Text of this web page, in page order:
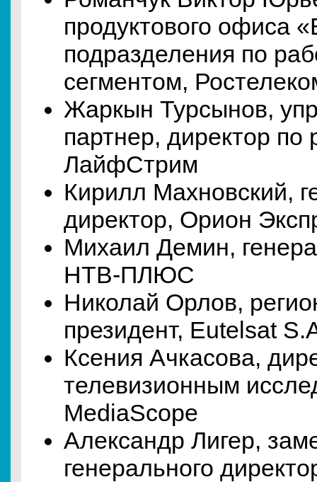
продуктового офиса
подразделения по
сегментом,
Жаркын Турсынов,
партнер, директор по
ЛайфСтрим
Кирилл Махновский,
директор, Орион
Михаил Демин,
НТВ-ПЛЮС
Николай Орлов,
президент, Eutelsat
Ксения Ачкасова,
телевизионным
MediaScope
Александр Лигер,
генерального